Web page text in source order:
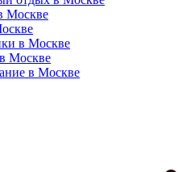
Москве
в Москве
Москве
в Москве